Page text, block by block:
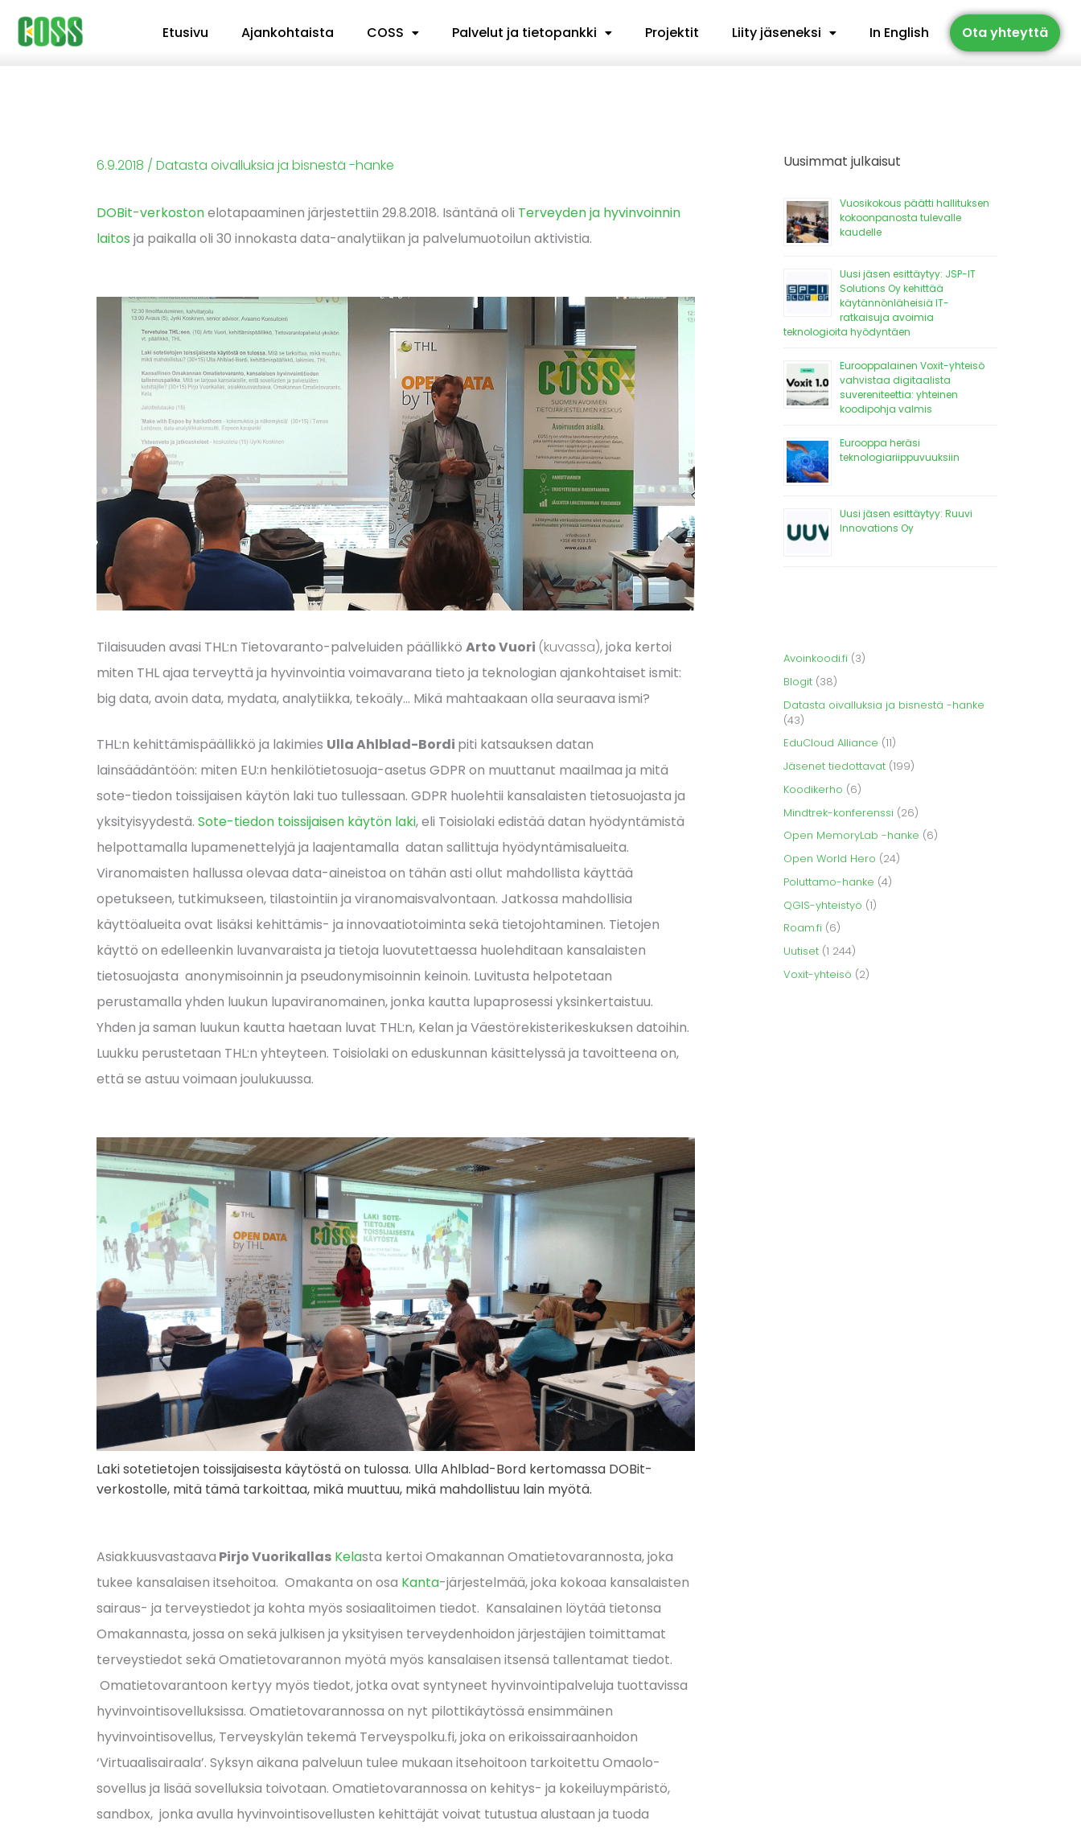
Siirry
sisältöön
Etusivu Ajankohtaista COSS Palvelut ja tietopankki Projektit Liity jäseneksi In English Ota yhteyttä
6.9.2018 / Datasta oivalluksia ja bisnestä -hanke
DOBit-verkostonelotapaaminen järjestettiin 29.8.2018. Isäntänä oli Terveyden ja hyvinvoinnin
laitos ja paikalla oli 30 innokasta data-analytiikan ja palvelumuotoilun aktivistia.
Tilaisuuden avasi THL:n Tietovaranto-palveluiden päällikkö Arto Vuori (kuvassa), joka kertoi
miten THL ajaa terveyttä ja hyvinvointia voimavarana tieto ja teknologian ajankohtaiset ismit:
big data, avoin data, mydata, analytiikka, tekoäly... Mikä mahtaakaan olla seuraava ismi?
THL:n kehittämispäällikkö ja lakimies Ulla Ahlblad-Bordi piti katsauksen datan
lainsäädäntöön: miten EU:n henkilötietosuoja-asetus GDPR on muuttanut maailmaa ja mitä
sote-tiedon toissijaisen käytön laki tuo tullessaan. GDPR huolehtii kansalaisten tietosuojasta ja
yksityisyydestä. Sote-tiedon toissijaisen käytön laki, eli Toisiolaki edistää datan hyödyntämistä
helpottamalla lupamenettelyjä ja laajentamalla datan sallittuja hyödyntämisalueita.
Viranomaisten hallussa olevaa data-aineistoa on tähän asti ollut mahdollista käyttää
opetukseen, tutkimukseen, tilastointiin ja viranomaisvalvontaan. Jatkossa mahdollisia
käyttöalueita ovat lisäksi kehittämis- ja innovaatiotoiminta sekä tietojohtaminen. Tietojen
käyttö on edelleenkin luvanvaraista ja tietoja luovutettaessa huolehditaan kansalaisten
tietosuojasta anonymisoinnin ja pseudonymisoinnin keinoin. Luvitusta helpotetaan
perustamalla yhden luukun lupaviranomainen, jonka kautta lupaprosessi yksinkertaistuu.
Yhden ja saman luukun kautta haetaan luvat THL:n, Kelan ja Väestörekisterikeskuksen datoihin.
Luukku perustetaan THL:n yhteyteen. Toisiolaki on eduskunnan käsittelyssä ja tavoitteena on,
että se astuu voimaan joulukuussa.
Laki sotetietojen toissijaisesta käytöstä on tulossa. Ulla Ahlblad-Bord kertomassa DOBit-
verkostolle, mitä tämä tarkoittaa, mikä muuttuu, mikä mahdollistuu lain myötä.
Asiakkuusvastaava Pirjo Vuorikallas Kelasta kertoi Omakannan Omatietovarannosta, joka
tukee kansalaisen itsehoitoa. Omakanta on osa Kanta-järjestelmää, joka kokoaa kansalaisten
sairaus- ja terveystiedot ja kohta myös sosiaalitoimen tiedot. Kansalainen löytää tietonsa
Omakannasta, jossa on sekä julkisen ja yksityisen terveydenhoidon järjestäjien toimittamat
terveystiedot sekä Omatietovarannon myötä myös kansalaisen itsensä tallentamat tiedot.
Omatietovarantoon kertyy myös tiedot, jotka ovat syntyneet hyvinvointipalveluja tuottavissa
hyvinvointisovelluksissa. Omatietovarannossa on nyt pilottikäytössä ensimmäinen
hyvinvointisovellus, Terveyskylän tekemä Terveyspolku.fi, joka on erikoissairaanhoidon
‘Virtuaalisairaala’. Syksyn aikana palveluun tulee mukaan itsehoitoon tarkoitettu Omaolo-
sovellus ja lisää sovelluksia toivotaan. Omatietovarannossa on kehitys- ja kokeiluympäristö,
sandbox, jonka avulla hyvinvointisovellusten kehittäjät voivat tutustua alustaan ja tuoda
Uusimmat julkaisut
Vuosikokous päätti hallituksen
kokoonpanosta tulevalle
kaudelle
Uusi jäsen esittäytyy: JSP-IT
Solutions Oy kehittää
käytännönläheisiä IT-
ratkaisuja avoimia
teknologioita hyödyntäen
Eurooppalainen Voxit-yhteisö
vahvistaa digitaalista
suvereniteettia: yhteinen
koodipohja valmis
Eurooppa heräsi
teknologiariippuvuuksiin
Uusi jäsen esittäytyy: Ruuvi
Innovations Oy
Avoinkoodi.fi (3)
Blogit (38)
Datasta oivalluksia ja bisnestä -hanke
(43)
EduCloud Alliance (11)
Jäsenet tiedottavat (199)
Koodikerho (6)
Mindtrek-konferenssi (26)
Open MemoryLab -hanke (6)
Open World Hero (24)
Poluttamo-hanke (4)
QGIS-yhteistyö (1)
Roam.fi (6)
Uutiset (1 244)
Voxit-yhteisö (2)